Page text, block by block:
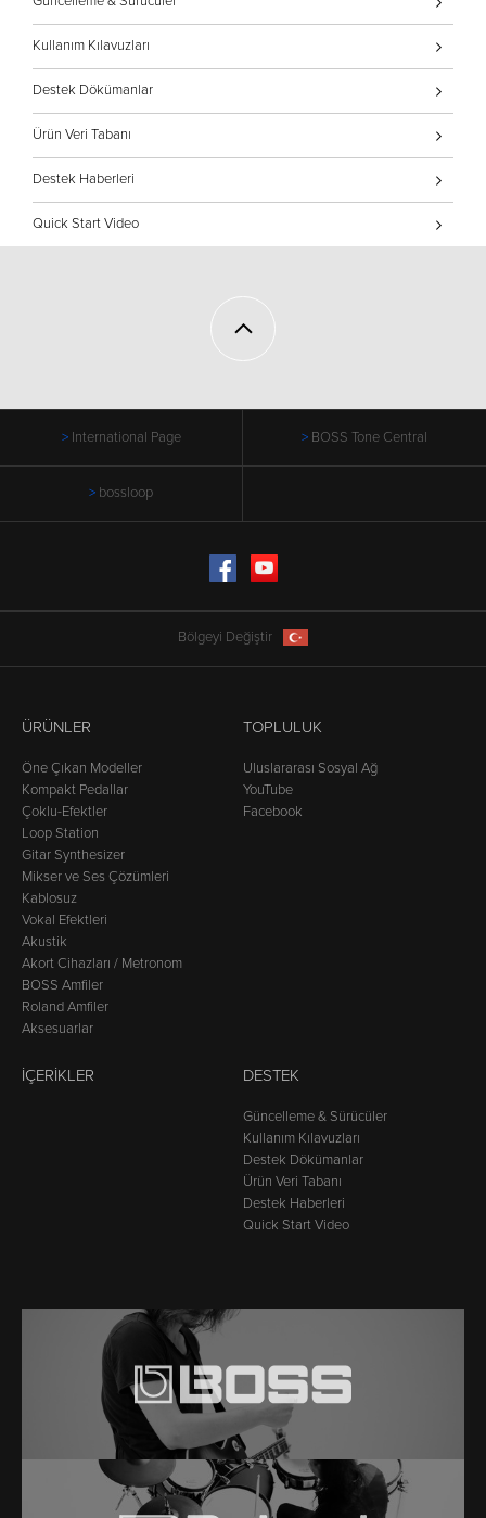
Kullanım Kılavuzları
Destek Dökümanlar
Ürün Veri Tabanı
Destek Haberleri
Quick Start Video
International Page BOSS Tone Central
bossloop
FacebookYouTube
Bölgeyi Değiştir
ÜRÜNLER
Öne Çıkan Modeller
Kompakt Pedallar
Çoklu-Efektler
Loop Station
Gitar Synthesizer
Mikser ve Ses Çözümleri
Kablosuz
Vokal Efektleri
Akustik
Akort Cihazları / Metronom
BOSS Amfiler
Roland Amfiler
Aksesuarlar
TOPLULUK
Uluslararası Sosyal Ağ
YouTube
Facebook
İÇERIKLER DESTEK
Güncelleme & Sürücüler
Kullanım Kılavuzları
Destek Dökümanlar
Ürün Veri Tabanı
Destek Haberleri
Quick Start Video